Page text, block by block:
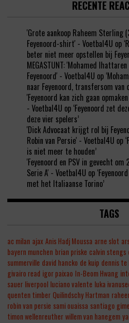
RECENTE
'Grote aankoop Raheem Sterling
Feyenoord-shirt' - Voetbal4U op
beter niet meer opstellen bij
MEGASTUNT: 'Mohamed
Feyenoord' - Voetbal4U op
naar Feyenoord, transfersom van
'Feyenoord kan zich gaan
- Voetbal4U op ‘Feyenoord zet
deze vier spelers’
'Dick Advocaat krijgt rol bij
Robin van Persie' - Voetbal4U op
is niet meer te houden’
'Feyenoord en PSV in gevecht
Serie A' - Voetbal4U op
met het Italiaanse Torino’
TAGS
ac milan ajax Anis Hadj Moussa arne slot
bayern munchen brian priske calvin stengs
summerville david hancko de kuip dennis te
givairo read igor paixao In-Beom Hwang
sauer liverpool luciano valente luka
quenten timber Quilindschy Hartman
robin van persie sami ouaissa santiago
timon wellenreutherwillem van hanegem